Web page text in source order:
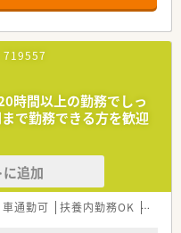
グループです。
医療モール型・商業施設型」
薬剤師の業務をしっかりとサ
で業務効率化を図り、患者様
。
を駆使したシステムを導
や安全性を高める機能が備わ
環境が整っています。
おり、地域連携薬局や健康サ
ございます。
719557
時間以上の勤務でしっ
で勤務できる方を歓迎
追加
車通勤可 扶養内勤務OK 教育